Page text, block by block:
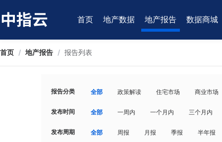
首页 地产数据 地产报告 数据商城
首页 / 地产报告 / 报告列表
报告分类 全部 政策解读 住宅市场 商业市场
发布时间 全部 一周内 一个月内 三个月内
发布周期 全部 周报 月报 季报 半年报